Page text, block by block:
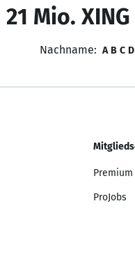
21 Mio.
Nachname: A B C D
Premium
ProJobs